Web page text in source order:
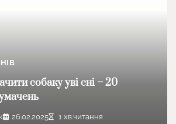
собаку уві сні – 20
26.02.2025
1 хв.читання